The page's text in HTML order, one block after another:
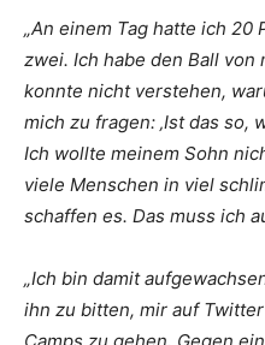
„An einem Tag hatte ich 20
zwei. Ich habe den Ball
konnte nicht verstehen,
mich zu fragen: ‚Ist das so,
Ich wollte meinem Sohn
viele Menschen in viel
schaffen es. Das muss ich
„Ich bin damit
ihn zu bitten, mir auf